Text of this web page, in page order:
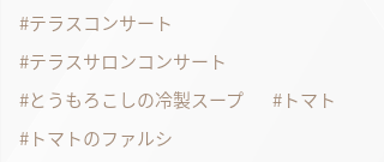
テラスコンサート
テラスサロンコンサート
とうもろこしの冷製スープ
トマト
トマトのファルシ